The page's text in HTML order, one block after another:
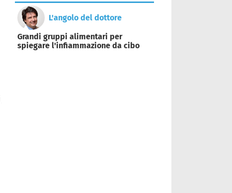
L'angolo del dottore
Grandi gruppi alimentari per
spiegare l'infiammazione da cibo